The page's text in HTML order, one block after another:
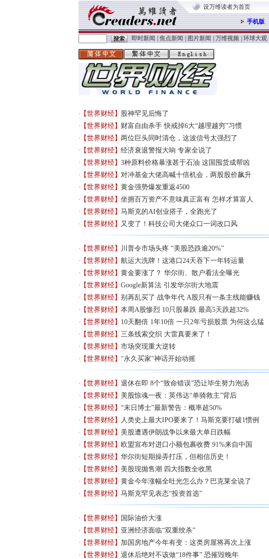
设万维读者为首页
手机版
即时新闻 焦点新闻 图片新闻 万维视频 环球大观
【世界财经】股神罕见后悔了
【世界财经】财富自由杀手 快戒掉6大“越理越穷”习惯
【世界财经】两位巨头同时清仓，这波信号太强烈了
【世界财经】经济衰退警报大响 专家全说了
【世界财经】3种原料价格暴涨甚于石油 这国囤货成帮凶
【世界财经】对冲基金大佬高喊十倍机会，两股股价飙升
【世界财经】黄金强势爆发重返4500
【世界财经】坐拥百万资产不意味真正富有 怎样才算富人
【世界财经】马斯克的AI创业搭子，全跑光了
【世界财经】 又变了！科技公司大佬众口一词改口风
【世界财经】 川普令市场头疼 “美股恐跌逾20%”
【世界财经】航运大洗牌！这港口24天吞下一年转运量
【世界财经】黄金要涨了？ 华尔街、散户看法全曝光
【世界财经】Google新算法 引发华尔街大地震
【世界财经】别再乱买了 战争年代 A股只有一条主线能赚钱
【世界财经】本周A股惨烈 10只股暴跌 最高5天跌超32%
【世界财经】10天翻倍 1年10倍 一只2年亏损股票 为何这么猛
【世界财经】三条线索交织 大雷真要来了！
【世界财经】​市场突现重大逆转
【世界财经】"永久买家"神话开始动摇
【世界财经】退休在即 8个“致命错误”恐让毕生努力泡汤
【世界财经】美股惊魂一夜：英伟达“单骑救主”背后
【世界财经】“末日博士”最新警告：概率超50%
【世界财经】 人类史上最大IPO要来了！马斯克要打破1惯例
【世界财经】美股遭遇伊朗战争以来最大单日跌幅
【世界财经】欧盟宣布对进口小额包裹收费 91%来自中国
【世界财经】华尔街短期操弄打压，但相信历史！
【世界财经】美股现抛售潮 四大指数全收黑
【世界财经】黄金今年涨幅全吐光怎么办？巴克莱全说了
【世界财经】马斯克罕见表态“投资首选”
【世界财经】 国际油价大涨
【世界财经】亚洲经济面临“双重绞杀”
【世界财经】加国房地产今年有变：这类房屋将再次上涨
【世界财经】退休后绝对不该做“18件事” 恐摧毁晚年